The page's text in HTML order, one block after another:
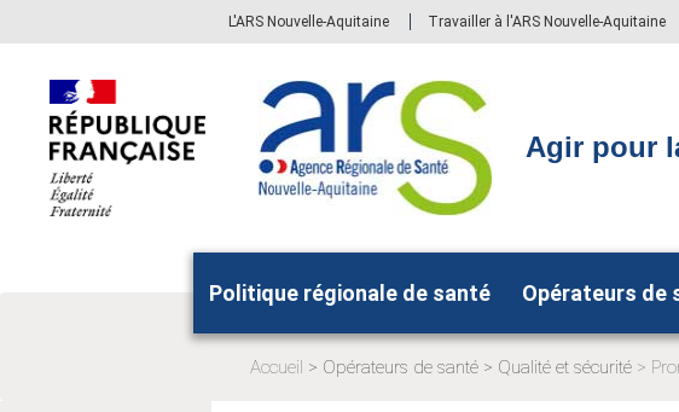
principal,
L'ARS Nouvelle-Aquitaine Travailler à l'ARS Nouvelle-Aquitaine
Agir pour
Politique régionale de santé Opérateurs de
Accueil
Opérateurs de santé
Qualité et sécurité